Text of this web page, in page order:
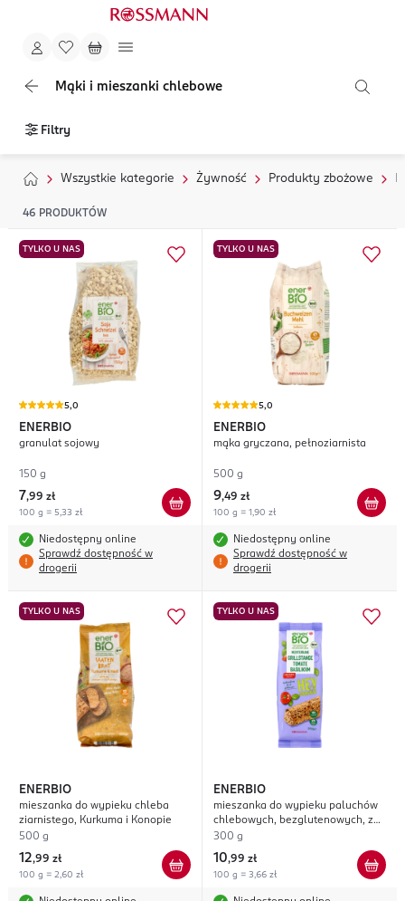
Mąki i mieszanki chlebowe
Filtry
Wszystkie kategorie Żywność Produkty zbożowe
46 PRODUKTÓW
TYLKO U NAS
5,0
ENERBIO
granulat sojowy
150 g
7,99 zł
100 g = 5,33 zł
Niedostępny online
Sprawdź dostępność w
drogerii
TYLKO U NAS
5,0
ENERBIO
mąka gryczana, pełnoziarnista
500 g
9,49 zł
100 g = 1,90 zł
Niedostępny online
Sprawdź dostępność w
drogerii
TYLKO U NAS
ENERBIO
mieszanka do wypieku chleba
ziarnistego, Kurkuma i Konopie
500 g
12,99 zł
100 g = 2,60 zł
TYLKO U NAS
ENERBIO
mieszanka do wypieku paluchów
chlebowych, bezglutenowych, z
Pomidorem i Bazylią
300 g
10,99 zł
100 g = 3,66 zł